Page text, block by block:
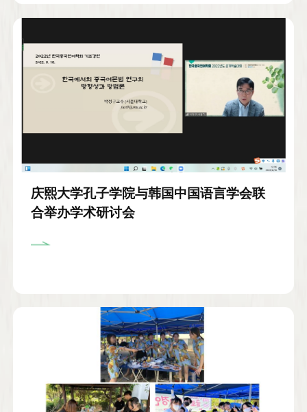
庆熙大学孔子学院与韩国中国语言学会联
合举办学术研讨会